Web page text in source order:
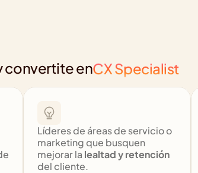
convertite enCX Specialist
Líderes de áreas de servicio o
marketing que busquen
mejorar la lealtad y retención
del cliente.